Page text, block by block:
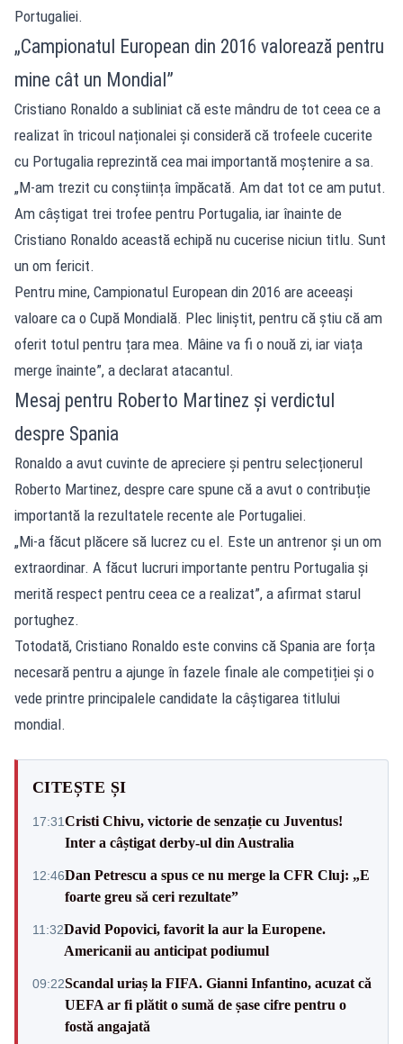
Portugaliei.
„Campionatul European din 2016 valorează pentru
mine cât un Mondial”
Cristiano Ronaldo a subliniat că este mândru de tot ceea ce a
realizat în tricoul naționalei și consideră că trofeele cucerite
cu Portugalia reprezintă cea mai importantă moștenire a sa.
„M-am trezit cu conștiința împăcată. Am dat tot ce am putut.
Am câștigat trei trofee pentru Portugalia, iar înainte de
Cristiano Ronaldo această echipă nu cucerise niciun titlu. Sunt
un om fericit.
Pentru mine, Campionatul European din 2016 are aceeași
valoare ca o Cupă Mondială. Plec liniștit, pentru că știu că am
oferit totul pentru țara mea. Mâine va fi o nouă zi, iar viața
merge înainte”, a declarat atacantul.
Mesaj pentru Roberto Martinez și verdictul
despre Spania
Ronaldo a avut cuvinte de apreciere și pentru selecționerul
Roberto Martinez, despre care spune că a avut o contribuție
importantă la rezultatele recente ale Portugaliei.
„Mi-a făcut plăcere să lucrez cu el. Este un antrenor și un om
extraordinar. A făcut lucruri importante pentru Portugalia și
merită respect pentru ceea ce a realizat”, a afirmat starul
portughez.
Totodată, Cristiano Ronaldo este convins că Spania are forța
necesară pentru a ajunge în fazele finale ale competiției și o
vede printre principalele candidate la câștigarea titlului
mondial.
CITEȘTE ȘI
17:31Cristi Chivu, victorie de senzație cu Juventus!
Inter a câștigat derby-ul din Australia
12:46Dan Petrescu a spus ce nu merge la CFR Cluj: „E
foarte greu să ceri rezultate”
11:32David Popovici, favorit la aur la Europene.
Americanii au anticipat podiumul
09:22Scandal uriaș la FIFA. Gianni Infantino, acuzat că
UEFA ar fi plătit o sumă de șase cifre pentru o
fostă angajată